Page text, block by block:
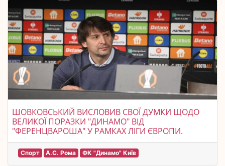
ШОВКОВСЬКИЙ ВИСЛОВИВ СВОЇ ДУМКИ ЩОДО
ВЕЛИКОЇ ПОРАЗКИ "ДИНАМО" ВІД
"ФЕРЕНЦВАРОША" У РАМКАХ ЛІГИ ЄВРОПИ.
Спорт А.С. Рома ФК "Динамо" Київ